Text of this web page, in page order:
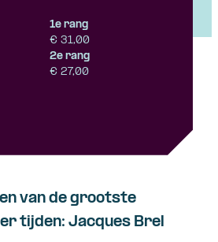
1e rang
€ 31,00
2e rang
€ 27,00
van de grootste
tijden: Jacques Brel